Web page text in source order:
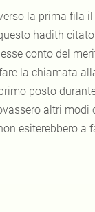
la prima fila
hadith citato
conto del
la chiamata
posto
altri modi
esiterebbero a